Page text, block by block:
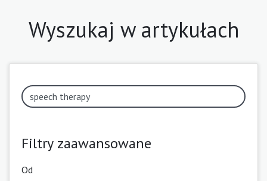
Wyszukaj w artykułach
Filtry zaawansowane
Od